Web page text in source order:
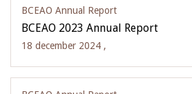
BCEAO Annual Report
BCEAO 2023 Annual Report
18 december 2024 ,